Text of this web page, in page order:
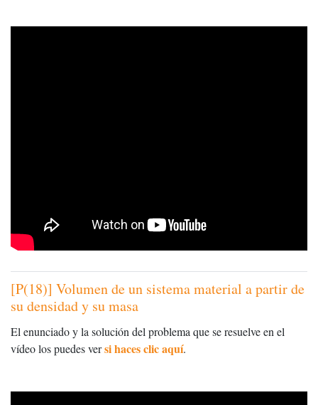
[P(18)] Volumen de un sistema material a partir de
su densidad y su masa
El enunciado y la solución del problema que se resuelve en el
vídeo los puedes versi haces clic aquí.